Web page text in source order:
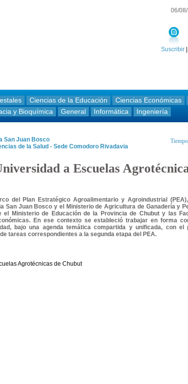
06/
Suscribir
Ciencias de la Educación Ciencias Económicas
y Bioquímica General Informática Ingeniería
Tiempo
San Juan Bosco
de la Salud - Sede Comodoro Rivadavia
a Escuelas
del Plan Estratégico Agroalimentario y Agroindustrial
San Juan Bosco y el Ministerio de Agricultura de Ganadería y
el Ministerio de Educación de la Provincia de Chubut y las
En ese contexto se estableció trabajar en forma
bajo una agenda temática compartida y unificada, con el
tareas correspondientes a la segunda etapa del PEA.